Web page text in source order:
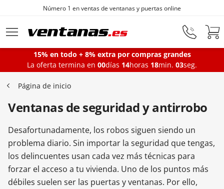
Ir al contenido principal
Número 1 en ventas de ventanas y puertas online
Ventanas
Balconeras
Puertas Entrada
Puertas de garaje
15% en todo + 8% extra por compras grandes
La oferta termina en 00días 14horas 18min. 02seg.
Página de inicio
Ventanas de seguridad y antirrobo
Desafortunadamente, los robos siguen siendo un
problema diario. Sin importar la seguridad que tengas,
los delincuentes usan cada vez más técnicas para
forzar el acceso a tu vivienda. Uno de los puntos más
débiles suelen ser las puertas y ventanas. Por ello,